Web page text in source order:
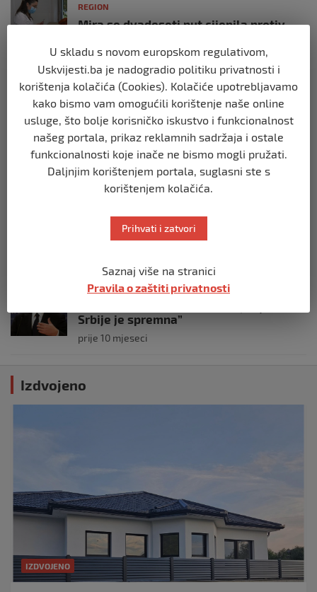
REGION
Mira se dvadeseti put cijepila protiv
prije 10 mjeseci
REGION
Predsjednik Srbije Aleksandar Vučić
poslao vijenac: Posljednji pozdrav
Halidu
prije 10 mjeseci
REGION
roditelji zvali hitnu i policiju: “Došli su
uhapsiti kozu”
REGION
Srbije je spremna”
prije 10 mjeseci
Izdvojeno
IZDVOJENO
U skladu s novom europskom regulativom,
Uskvijesti.ba je nadogradio politiku privatnosti i
korištenja kolačića (Cookies). Kolačiće upotrebljavamo
kako bismo vam omogućili korištenje naše online
usluge, što bolje korisničko iskustvo i funkcionalnost
našeg portala, prikaz reklamnih sadržaja i ostale
funkcionalnosti koje inače ne bismo mogli pružati.
Daljnjim korištenjem portala, suglasni ste s
korištenjem kolačića.
Prihvati i zatvori
Saznaj više na stranici
Pravila o zaštiti privatnosti